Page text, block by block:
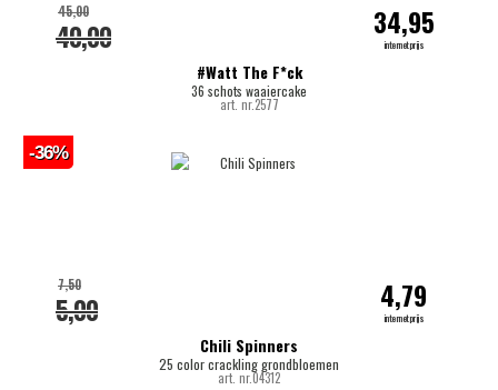
#Watt The F*ck
36 schots waaiercake
art. nr.2577
40,00
45,00 34,95
internetprijs
Chili Spinners
25 color crackling grondbloemen
art. nr.04312
5,00
7,50 4,79
internetprijs
-36%